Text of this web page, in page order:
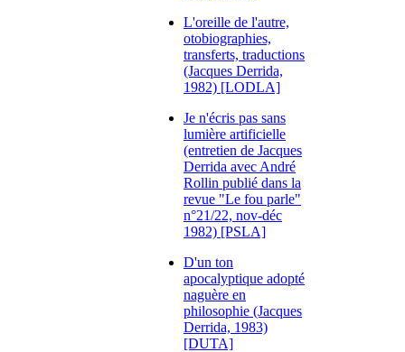
L'oreille de l'autre,
otobiographies,
transferts, traductions
(Jacques Derrida,
1982) [LODLA]
Je n'écris pas sans
lumière artificielle
(entretien de Jacques
Derrida avec André
Rollin publié dans la
revue "Le fou parle"
n°21/22, nov-déc
1982) [PSLA]
D'un ton
apocalyptique adopté
naguère en
philosophie (Jacques
Derrida, 1983)
[DUTA]